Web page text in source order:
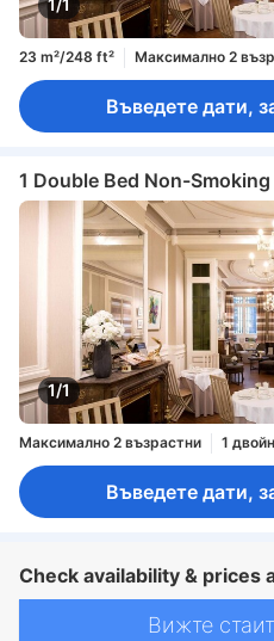
1/1
23 m²/248 ft² Максимално 2
Въведете дати,
1 Double Bed Non-
1/1
Максимално 2 възрастни 1
Въведете дати,
Check availability & prices
Вижте